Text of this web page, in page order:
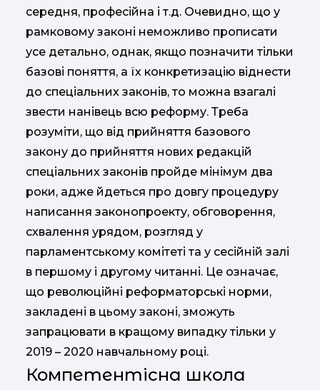
середня, професійна і т.д. Очевидно, що у
рамковому законі неможливо прописати
усе детально, однак, якщо позначити тільки
базові поняття, а їх конкретизацію віднести
до спеціальних законів, то можна взагалі
звести нанівець всю реформу. Треба
розуміти, що від прийняття базового
закону до прийняття нових редакцій
спеціальних законів пройде мінімум два
роки, адже йдеться про довгу процедуру
написання законопроекту, обговорення,
схвалення урядом, розгляд у
парламентському комітеті та у сесійній залі
в першому і другому читанні. Це означає,
що революційні реформаторські норми,
закладені в цьому законі, зможуть
запрацювати в кращому випадку тільки у
2019 – 2020 навчальному році.
Компетентісна школа